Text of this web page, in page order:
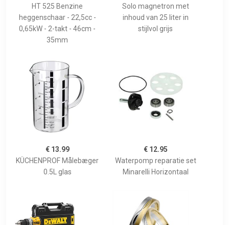
HT 525 Benzine
heggenschaar - 22,5cc -
0,65kW - 2-takt - 46cm -
35mm
Solo magnetron met
inhoud van 25 liter in
stijlvol grijs
€ 13.99
KÜCHENPROF Målebæger
0.5L glas
€ 12.95
Waterpomp reparatie set
Minarelli Horizontaal